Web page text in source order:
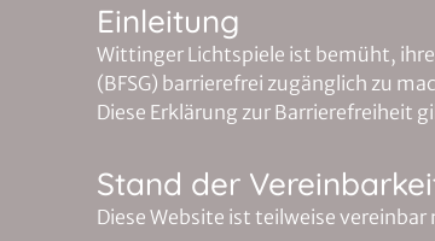
Einleitung
Wittinger Lichtspiele ist bemüht,
(BFSG) barrierefrei zugänglich zu
Diese Erklärung zur Barrierefreiheit
Stand der
Diese Website ist teilweise